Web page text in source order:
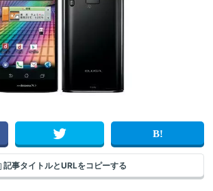
記事タイトルとURLをコピーする